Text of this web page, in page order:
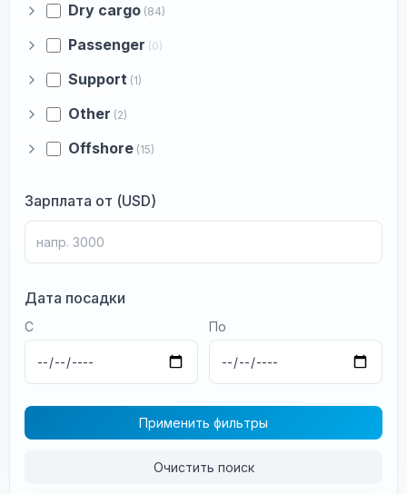
Dry cargo (84)
Passenger (0)
Support (1)
Other (2)
Offshore (15)
Зарплата от (USD)
Дата посадки
С По
Применить фильтры
Очистить поиск